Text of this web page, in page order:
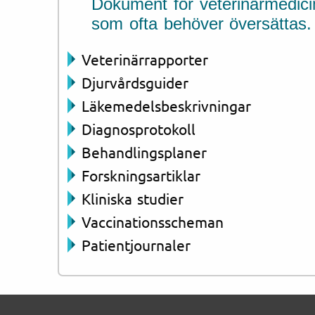
Dokument för
som ofta behöver översättas.
Veterinärrapporter
Djurvårdsguider
Läkemedelsbeskrivningar
Diagnosprotokoll
Behandlingsplaner
Forskningsartiklar
Kliniska studier
Vaccinationsscheman
Patientjournaler